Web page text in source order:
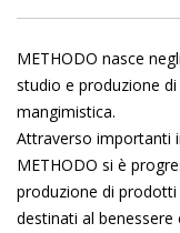
METHODO nasce
studio e produzione
mangimistica.
Attraverso importanti
METHODO si è
produzione di
destinati al benessere